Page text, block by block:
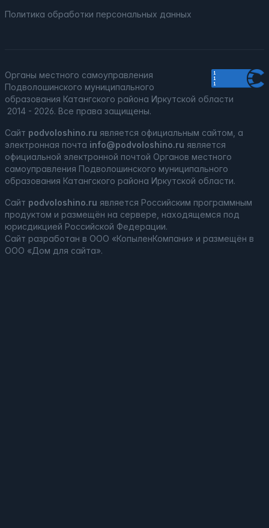
Политика обработки персональных данных
Органы местного самоуправления
Подволошинского муниципального
образования Катангского района Иркутской области
2014 - 2026. Все права защищены.
Сайт podvoloshino.ru является официальным сайтом, а
электронная почта info@podvoloshino.ru является
официальной электронной почтой Органов местного
самоуправления Подволошинского муниципального
образования Катангского района Иркутской области.
Сайт podvoloshino.ru является Российским программным
продуктом и размещён на сервере, находящемся под
юрисдикцией Российской Федерации.
Сайт разработан в ООО «КопыленКомпани» и размещён в
ООО «Дом для сайта».